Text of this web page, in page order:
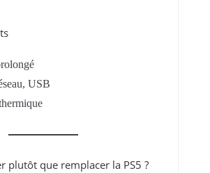
USB
plutôt que remplacer la PS5 ?